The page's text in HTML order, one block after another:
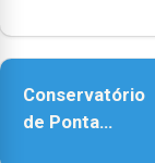
reforço da
Conservatório
de Ponta